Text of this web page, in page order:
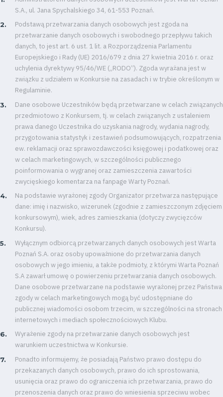
Tryb
oszczędności
energii
Dostępność
FOR:
Search Button
Klub
Tabela
terminarz
Bilety
Kontakt
Pierwszy
zespół
Amp
Futbol
S.A., ul. Jana Spychalskiego 34, 61-553 Poznań.
Podstawą przetwarzania danych osobowych jest zgoda na
przetwarzanie danych osobowych i swobodnego przepływu takich
danych, to jest art. 6 ust. 1 lit. a Rozporządzenia Parlamentu
Europejskiego i Rady (UE) 2016/679 z dnia 27 kwietnia 2016 r. oraz
uchylenia dyrektywy 95/46/WE („RODO”). Zgoda wyrażana jest w
związku z udziałem w Konkursie na zasadach i w trybie określonym w
Regulaminie.
Dane osobowe Uczestników będą przetwarzane w celach związanych
przedmiotowo z Konkursem, tj. w celach związanych z ustaleniem
prawa danego Uczestnika do uzyskania nagrody, wydania nagrody,
przygotowania statystyk i zestawień podsumowujących, rozpatrzenia
ew. reklamacji oraz sprawozdawczości księgowej i podatkowej oraz
w celach marketingowych, w szczególności publicznego
poinformowania o wygranej oraz zamieszczenia zawartości
zwycięskiego komentarza na fanpage Warty Poznań.
Na podstawie wyrażonej zgody Organizator przetwarza następujące
dane: imię i nazwisko, wizerunek (zgodnie z zamieszczonym zdjęciem
konkursowym), wiek, adres zamieszkania (dotyczy zwycięzców
Konkursu).
Wyłącznym odbiorcą przetwarzanych danych osobowych jest Warta
Poznań S.A. oraz osoby upoważnione do przetwarzania danych
osobowych w jego imieniu, a także podmioty, z którymi Warta Poznań
S.A zawarł umowę o powierzeniu przetwarzania danych osobowych.
Dane osobowe przetwarzane na podstawie wyrażonej przez Państwa
zgody w celach marketingowych mogą być udostępniane do
publicznej wiadomości osobom trzecim, w szczególności na stronach
internetowych i mediach społecznościowych Klubu.
Wyrażenie zgody na przetwarzanie danych osobowych jest
warunkiem uczestnictwa w Konkursie.
Ponadto informujemy, że posiadają Państwo prawo dostępu do
przekazanych danych osobowych, prawo do ich sprostowania,
usunięcia oraz prawo do ograniczenia ich przetwarzania, prawo do
przenoszenia danych oraz prawo do wniesienia sprzeciwu wobec